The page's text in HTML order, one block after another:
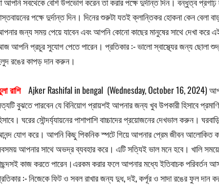
পক্ষে দুর্দান্ত দিন। দিনের শুরুটা যতই ক্লান্তিকর হোকনা কেন বেলা
জন্য সময় পেয়ে যাবেন এবং আপনি কোনো কাছের মানুষের সাথে দেখা করে
আপনি প্রচুর সুযোগ পেতে পারেন। প্রতিকার :- ভালো স্বাস্থ্যের জন্য ছোলা
রঙের কাপড় দান করুন।
রাশি
Ajker Rashifal in bengal (Wednesday, October 16, 2024)
বুঝতে পারবেন যে বিনিয়োগ প্রায়শই আপনার জন্য খুব উপকারী হিসাবে
ঘরের সৌন্দর্য্যায়নের পাশাপাশি বাচ্চাদের প্রয়োজনের দেখভাল করুন।
যোগ করে। আপনি কিছু পিকনিক স্পটে গিয়ে আপনার প্রেম জীবন
আপনার সাথে অভদ্র ব্যবহার করে। এটি সত্যিই ভাল মনে হবে। খালি
কাজ করতে পারেন।এরকম করার ফলে আপনার মধ্যে ইতিবাচক পরিবর্তন
:- নিজেকে ফিট ও সবল রাখার জন্য দুধ, দই, কর্পূর ও সাদা রঙের ফুল দান